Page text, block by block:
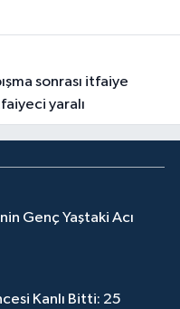
yaralı
Genç Yaştaki Acı
Kanlı Bitti: 25